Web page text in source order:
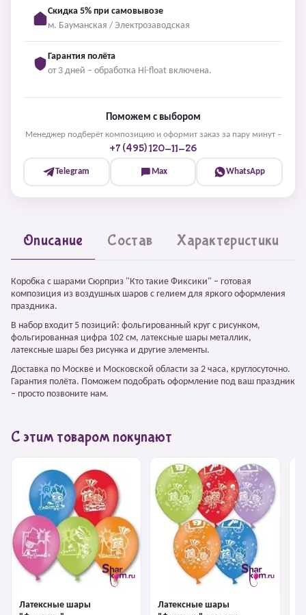
Скидка 5% при самовывозе
м. Бауманская / Электрозаводская
Гарантия полёта
от 3 дней – обработка Hi-float включена.
Поможем с выбором
Менеджер подберёт композицию и оформит заказ за пару минут –
+7 (495) 120-11-26
Telegram Max WhatsApp
Описание Состав Характеристики
Коробка с шарами Сюрприз "Кто такие Фиксики" – готовая
композиция из воздушных шаров с гелием для яркого оформления
праздника.
В набор входит 5 позиций: фольгированный круг с рисунком,
фольгированная цифра 102 см, латексные шары металлик,
латексные шары без рисунка и другие элементы.
Доставка по Москве и Московской области за 2 часа, круглосуточно.
Гарантия полёта. Поможем подобрать оформление под ваш праздник
– просто позвоните нам.
С этим товаром покупают
Латексные шары
Латексные шары